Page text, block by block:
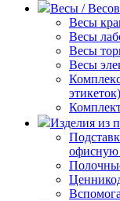
Весы /
Весы
Весы
Весы
Весы
этикеток)
Изделия из
офисную